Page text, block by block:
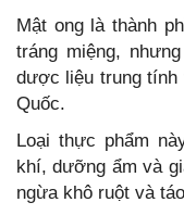
Mật ong là thành
tráng miệng,
dược liệu trung tính
Quốc.
Loại thực phẩm
khí, dưỡng ẩm và
ngừa khô ruột và